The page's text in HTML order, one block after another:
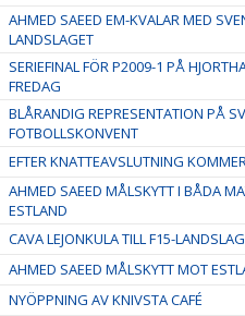
AHMED SAEED EM-KVALAR MED
LANDSLAGET
SERIEFINAL FÖR P2009-1 PÅ
FREDAG
BLÅRANDIG REPRESENTATION PÅ
FOTBOLLSKONVENT
EFTER KNATTEAVSLUTNING
AHMED SAEED MÅLSKYTT I BÅDA
ESTLAND
CAVA LEJONKULA TILL F15-
AHMED SAEED MÅLSKYTT MOT
NYÖPPNING AV KNIVSTA CAFÉ